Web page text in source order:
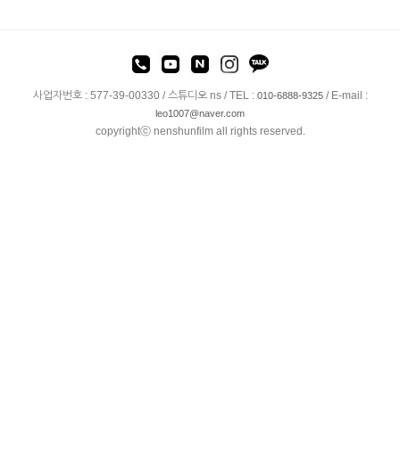
사업자번호 : 577-39-00330 / 스튜디오 ns / TEL : 010-6888-9325/ E-mail :
leo1007@naver.com
copyrightⓒ nenshunfilm all rights reserved.